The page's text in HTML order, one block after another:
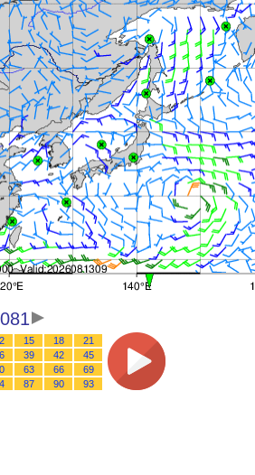
081
15 18
21
39 42
45
63 66
69
87 90 93